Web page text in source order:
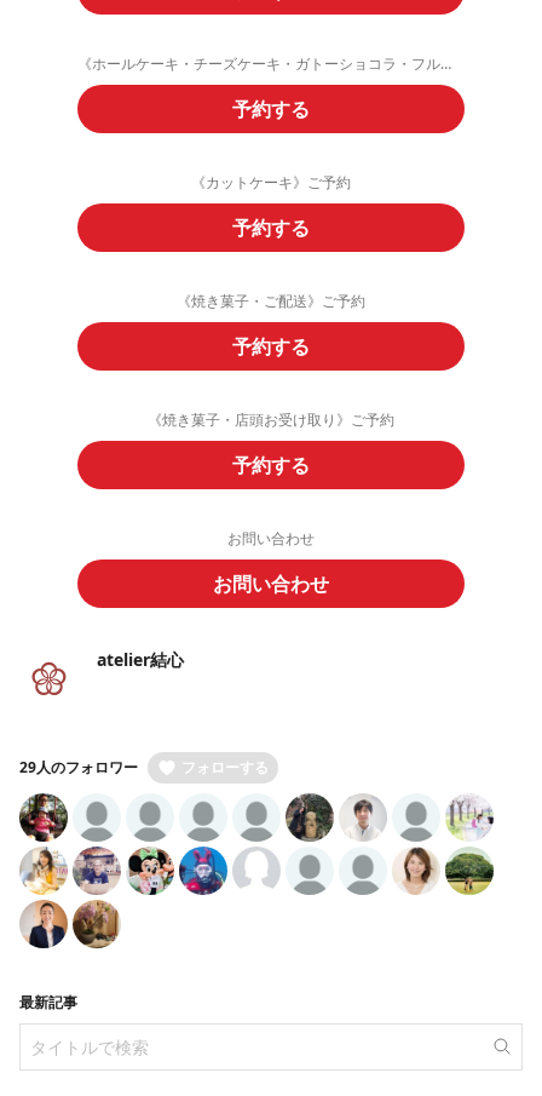
《ホールケーキ・チーズケーキ・ガトーショコラ・フルーツタルト》ご予約
予約する
《カットケーキ》ご予約
予約する
《焼き菓子・ご配送》ご予約
予約する
《焼き菓子・店頭お受け取り》ご予約
予約する
お問い合わせ
お問い合わせ
atelier結心
29人のフォロワー フォローする
最新記事